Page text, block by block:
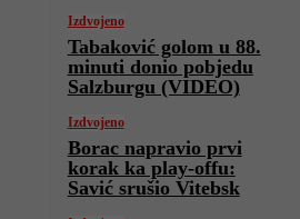
Izdvojeno
Tabaković golom u 88.
minuti donio pobjedu
Salzburgu (VIDEO)
Izdvojeno
Borac napravio prvi
korak ka play-offu:
Savić srušio Vitebsk